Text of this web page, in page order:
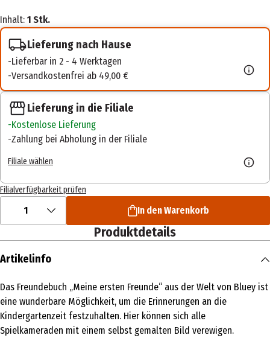
Inhalt: 1 Stk.
Lieferung nach Hause
Lieferbar in 2 - 4 Werktagen
Versandkostenfrei ab 49,00 €
Lieferung in die Filiale
Kostenlose Lieferung
Zahlung bei Abholung in der Filiale
Filiale wählen
Filialverfügbarkeit prüfen
1 In den Warenkorb
Produktdetails
Artikelinfo
Das Freundebuch „Meine ersten Freunde“ aus der Welt von Bluey ist
eine wunderbare Möglichkeit, um die Erinnerungen an die
Kindergartenzeit festzuhalten. Hier können sich alle
Spielkameraden mit einem selbst gemalten Bild verewigen.